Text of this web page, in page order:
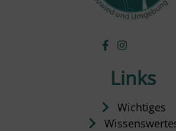
Links
Wichtiges